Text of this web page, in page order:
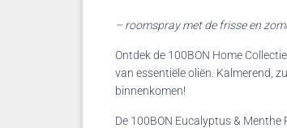
– roomspray met de frisse en
Ontdek de 100BON Home
van essentiële oliën. Kalmerend,
binnenkomen!
De 100BON Eucalyptus &